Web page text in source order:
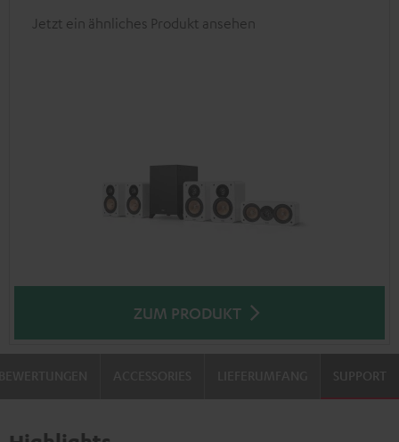
Jetzt ein ähnliches Produkt ansehen
ZUM PRODUKT
SUPPORT